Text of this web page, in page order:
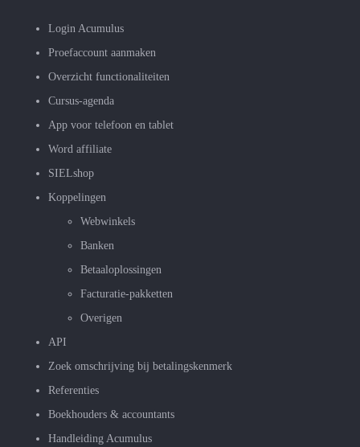
Login Acumulus
Proefaccount aanmaken
Overzicht functionaliteiten
Cursus-agenda
App voor telefoon en tablet
Word affiliate
SIELshop
Koppelingen
Webwinkels
Banken
Betaaloplossingen
Facturatie-pakketten
Overigen
API
Zoek omschrijving bij betalingskenmerk
Referenties
Boekhouders & accountants
Handleiding Acumulus